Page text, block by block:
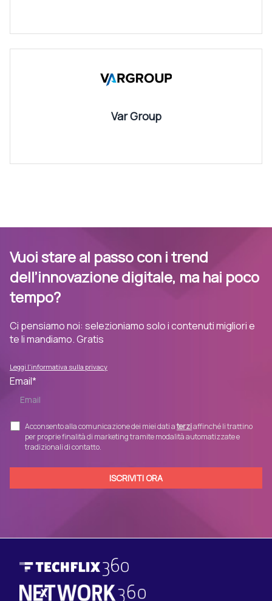
Var Group
Vuoi stare al passo con i trend
dell’innovazione digitale, ma hai poco
tempo?
Ci pensiamo noi: selezioniamo solo i contenuti migliori e
te li mandiamo. Gratis
Leggi l'informativa sulla privacy
Email*
Acconsento alla comunicazione dei miei dati aterziaffinché li trattino
per proprie finalità di marketing tramite modalità automatizzate e
tradizionali di contatto.